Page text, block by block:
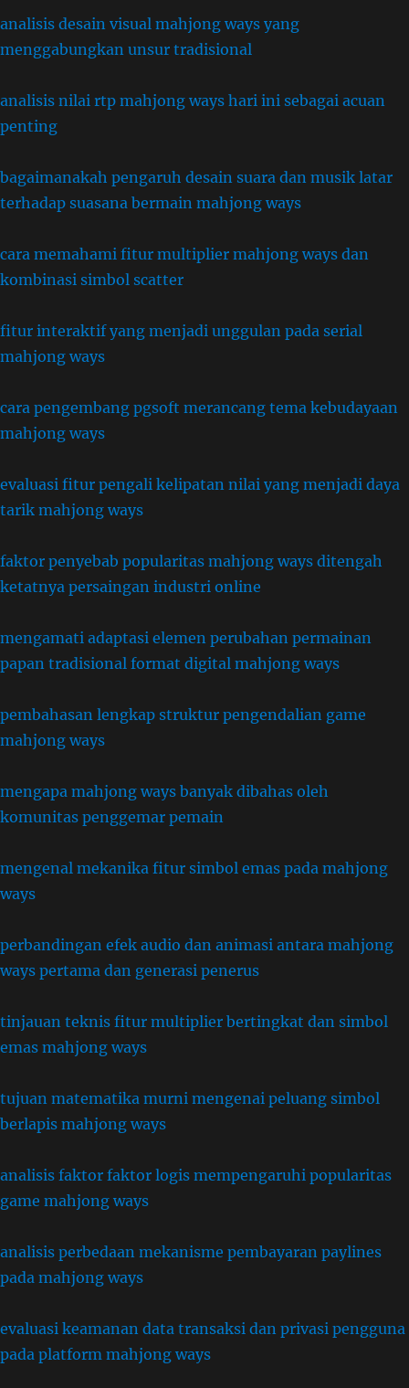
analisis desain visual mahjong ways yang
menggabungkan unsur tradisional
analisis nilai rtp mahjong ways hari ini sebagai acuan
penting
bagaimanakah pengaruh desain suara dan musik latar
terhadap suasana bermain mahjong ways
cara memahami fitur multiplier mahjong ways dan
kombinasi simbol scatter
fitur interaktif yang menjadi unggulan pada serial
mahjong ways
cara pengembang pgsoft merancang tema kebudayaan
mahjong ways
evaluasi fitur pengali kelipatan nilai yang menjadi daya
tarik mahjong ways
faktor penyebab popularitas mahjong ways ditengah
ketatnya persaingan industri online
mengamati adaptasi elemen perubahan permainan
papan tradisional format digital mahjong ways
pembahasan lengkap struktur pengendalian game
mahjong ways
mengapa mahjong ways banyak dibahas oleh
komunitas penggemar pemain
mengenal mekanika fitur simbol emas pada mahjong
ways
perbandingan efek audio dan animasi antara mahjong
ways pertama dan generasi penerus
tinjauan teknis fitur multiplier bertingkat dan simbol
emas mahjong ways
tujuan matematika murni mengenai peluang simbol
berlapis mahjong ways
analisis faktor faktor logis mempengaruhi popularitas
game mahjong ways
analisis perbedaan mekanisme pembayaran paylines
pada mahjong ways
evaluasi keamanan data transaksi dan privasi pengguna
pada platform mahjong ways